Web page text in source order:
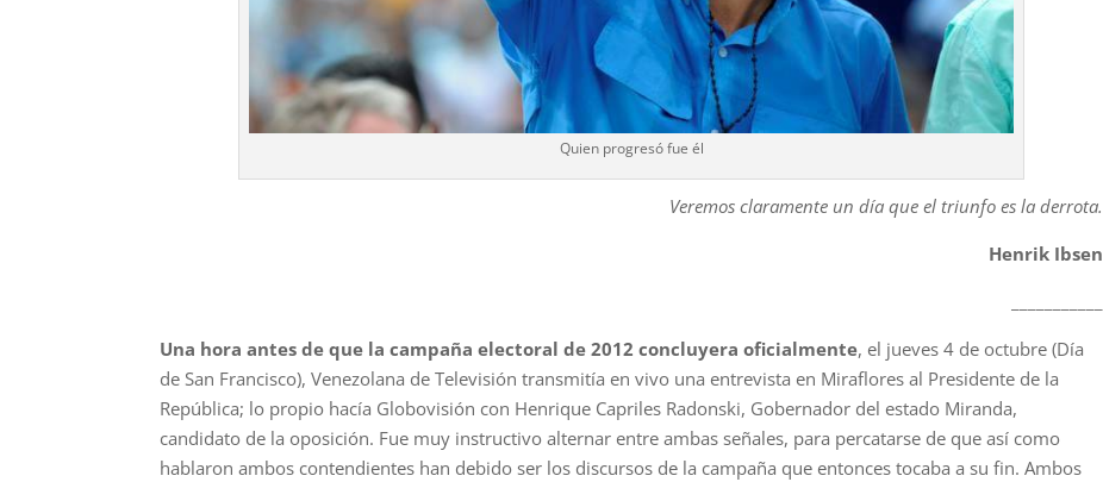
Quien progresó fue él
Veremos claramente un día que el triunfo es la derrota.
Henrik Ibsen
Una hora antes de que la campaña electoral de 2012 concluyera oficialmente, el jueves 4 de octubre (Día
de San Francisco), Venezolana de Televisión transmitía en vivo una entrevista en Miraflores al Presidente de la
República; lo propio hacía Globovisión con Henrique Capriles Radonski, Gobernador del estado Miranda,
candidato de la oposición. Fue muy instructivo alternar entre ambas señales, para percatarse de que así como
hablaron ambos contendientes han debido ser los discursos de la campaña que entonces tocaba a su fin. Ambos